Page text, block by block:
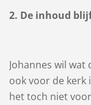
2. De inhoud
Johannes wil
ook voor de kerk
het toch niet